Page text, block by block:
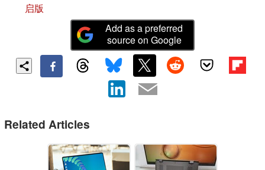
启版
Add as a preferred
source on Google
Related Articles